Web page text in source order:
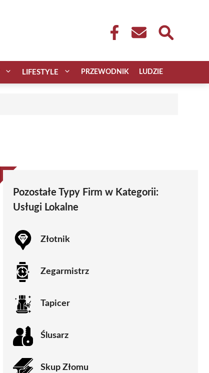
LIFESTYLE PRZEWODNIK LUDZIE
Pozostałe Typy Firm w Kategorii:
Usługi Lokalne
Złotnik
Zegarmistrz
Tapicer
Ślusarz
Skup Złomu